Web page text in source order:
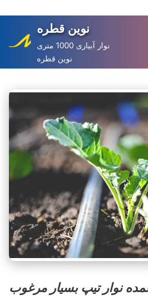
to
content
نوین قطره
نوار آبیاری 1000 متری
نوین قطره
نوار تیپ بسیار مرغوب